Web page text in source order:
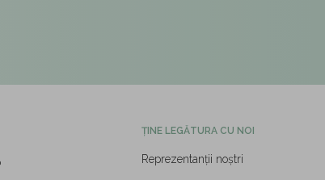
ȚINE LEGĂTURA CU NOI
Reprezentanții noștri